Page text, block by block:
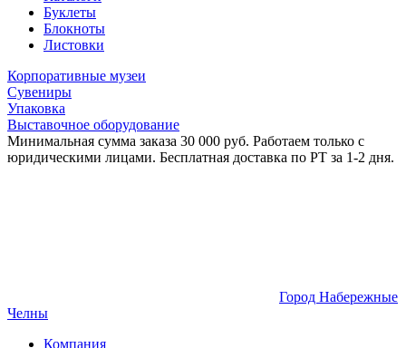
Буклеты
Блокноты
Листовки
Корпоративные музеи
Сувениры
Упаковка
Выставочное оборудование
Минимальная сумма заказа 30 000 руб. Работаем только с
юридическими лицами. Бесплатная доставка по РТ за 1-2 дня.
Город Набережные
Челны
Компания